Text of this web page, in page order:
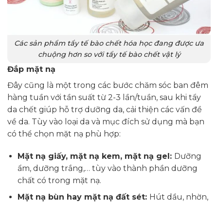
Các sản phẩm tẩy tế bào chết hóa học đang được ưa
chuộng hơn so với tẩy tế bào chết vật lý
Đắp mặt nạ
Đây cũng là một trong các bước chăm sóc ban đêm
hàng tuần với tần suất từ 2-3 lần/tuần, sau khi tẩy
da chết giúp hỗ trợ dưỡng da, cải thiện các vấn đề
về da. Tùy vào loại da và mục đích sử dụng mà bạn
có thể chọn mặt nạ phù hợp:
Mặt nạ giấy, mặt nạ kem, mặt nạ gel: Dưỡng
ẩm, dưỡng trắng,… tùy vào thành phần dưỡng
chất có trong mặt nạ.
Mặt nạ bùn hay mặt nạ đất sét: Hút dầu, nhờn,